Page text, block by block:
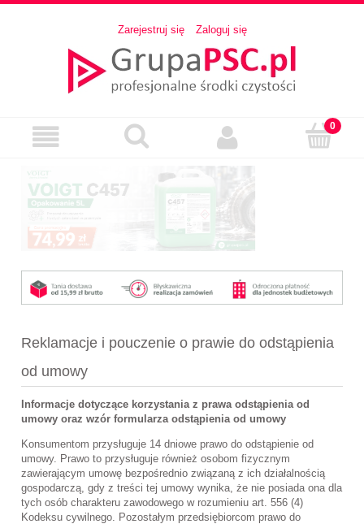
Zarejestruj się Zaloguj się
Reklamacje i pouczenie o prawie do odstąpienia
od umowy
Informacje dotyczące korzystania z prawa odstąpienia od
umowy oraz wzór formularza odstąpienia od umowy
Konsumentom przysługuje 14 dniowe prawo do odstąpienie od
umowy. Prawo to przysługuje również osobom fizycznym
zawierającym umowę bezpośrednio związaną z ich działalnością
gospodarczą, gdy z treści tej umowy wynika, że nie posiada ona dla
tych osób charakteru zawodowego w rozumieniu art. 556 (4)
Kodeksu cywilnego. Pozostałym przedsiębiorcom prawo do